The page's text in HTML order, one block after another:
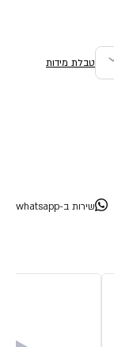
טבלת מידות
שירות ב-whatsapp